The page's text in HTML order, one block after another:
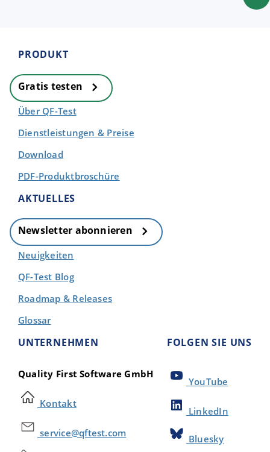
PRODUKT
Gratis testen
Über QF-Test
Dienstleistungen & Preise
Download
PDF-Produktbroschüre
AKTUELLES
Newsletter abonnieren
Neuigkeiten
QF-Test Blog
Roadmap & Releases
Glossar
UNTERNEHMEN
Quality First Software GmbH
Kontakt
service@qftest.com
FOLGEN SIE UNS
YouTube
LinkedIn
Bluesky